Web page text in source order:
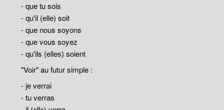
- que tu sois
- qu'il (elle) soit
- que nous soyons
- que vous soyez
- qu'ils (elles) soient
"Voir" au futur simple :
- je verrai
- tu verras